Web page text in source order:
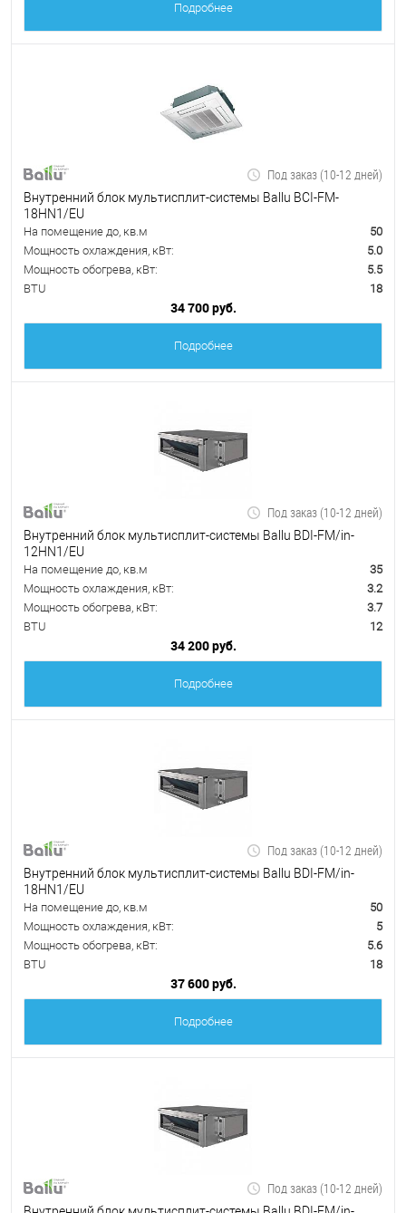
Подробнее
Под заказ (10-12 дней)
Внутренний блок мультисплит-системы Ballu BCI-FM-
18HN1/EU
На помещение до, кв.м
50
Мощность охлаждения, кВт:
5.0
Мощность обогрева, кВт:
5.5
BTU
18
34 700 руб.
Подробнее
Под заказ (10-12 дней)
Внутренний блок мультисплит-системы Ballu BDI-FM/in-
12HN1/EU
На помещение до, кв.м
35
Мощность охлаждения, кВт:
3.2
Мощность обогрева, кВт:
3.7
BTU
12
34 200 руб.
Подробнее
Под заказ (10-12 дней)
Внутренний блок мультисплит-системы Ballu BDI-FM/in-
18HN1/EU
На помещение до, кв.м
50
Мощность охлаждения, кВт:
5
Мощность обогрева, кВт:
5.6
BTU
18
37 600 руб.
Подробнее
Под заказ (10-12 дней)